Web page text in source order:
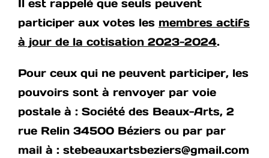
Il est rappelé que seuls peuvent
participer aux votes les membres actifs
à jour de la cotisation 2023-2024.
Pour ceux qui ne peuvent participer, les
pouvoirs sont à renvoyer par voie
postale à : Société des Beaux-Arts, 2
rue Relin 34500 Béziers ou par par
mail à : stebeauxartsbeziers@gmail.com